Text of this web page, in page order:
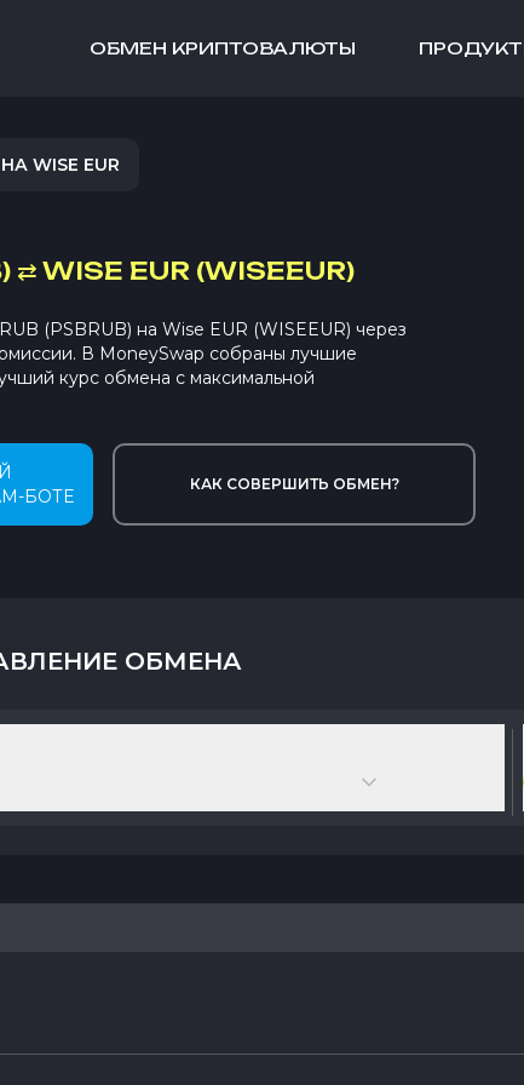
ОБМЕН КРИПТОВАЛЮТЫ
WISE EUR
⇄ WISE EUR (WISEEUR)
(PSBRUB) на Wise EUR (WISEEUR) через
В MoneySwap собраны лучшие
курс обмена с максимальной
БОТЕ
КАК СОВЕРШИТЬ ОБМЕН?
ОБМЕНА